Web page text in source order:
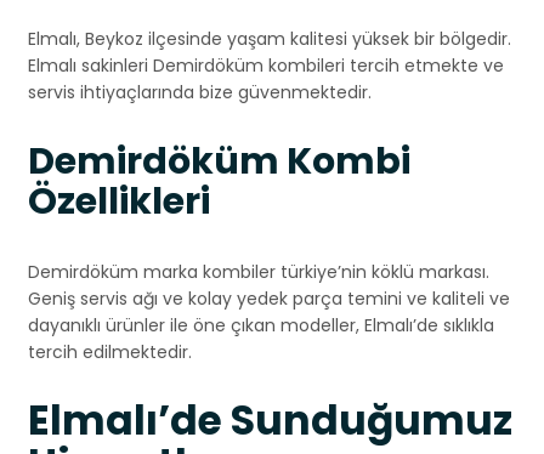
Elmalı, Beykoz ilçesinde yaşam kalitesi yüksek bir bölgedir.
Elmalı sakinleri Demirdöküm kombileri tercih etmekte ve
servis ihtiyaçlarında bize güvenmektedir.
Demirdöküm Kombi
Özellikleri
Demirdöküm marka kombiler türkiye’nin köklü markası.
Geniş servis ağı ve kolay yedek parça temini ve kaliteli ve
dayanıklı ürünler ile öne çıkan modeller, Elmalı’de sıklıkla
tercih edilmektedir.
Elmalı’de Sunduğumuz